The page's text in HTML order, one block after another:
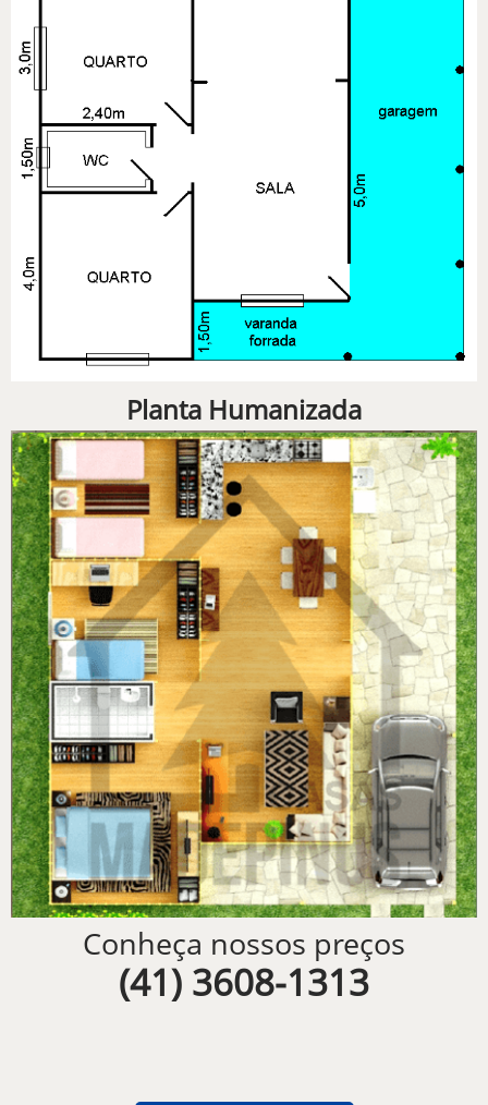
Planta Humanizada
Conheça nossos preços
(41) 3608-1313